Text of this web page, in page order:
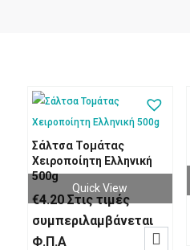
Σάλτσα Τομάτας
Χειροποίητη Ελληνική
500g
€4.20 Στις τιμές
συμπεριλαμβάνεται
Φ.Π.Α
Quick View
